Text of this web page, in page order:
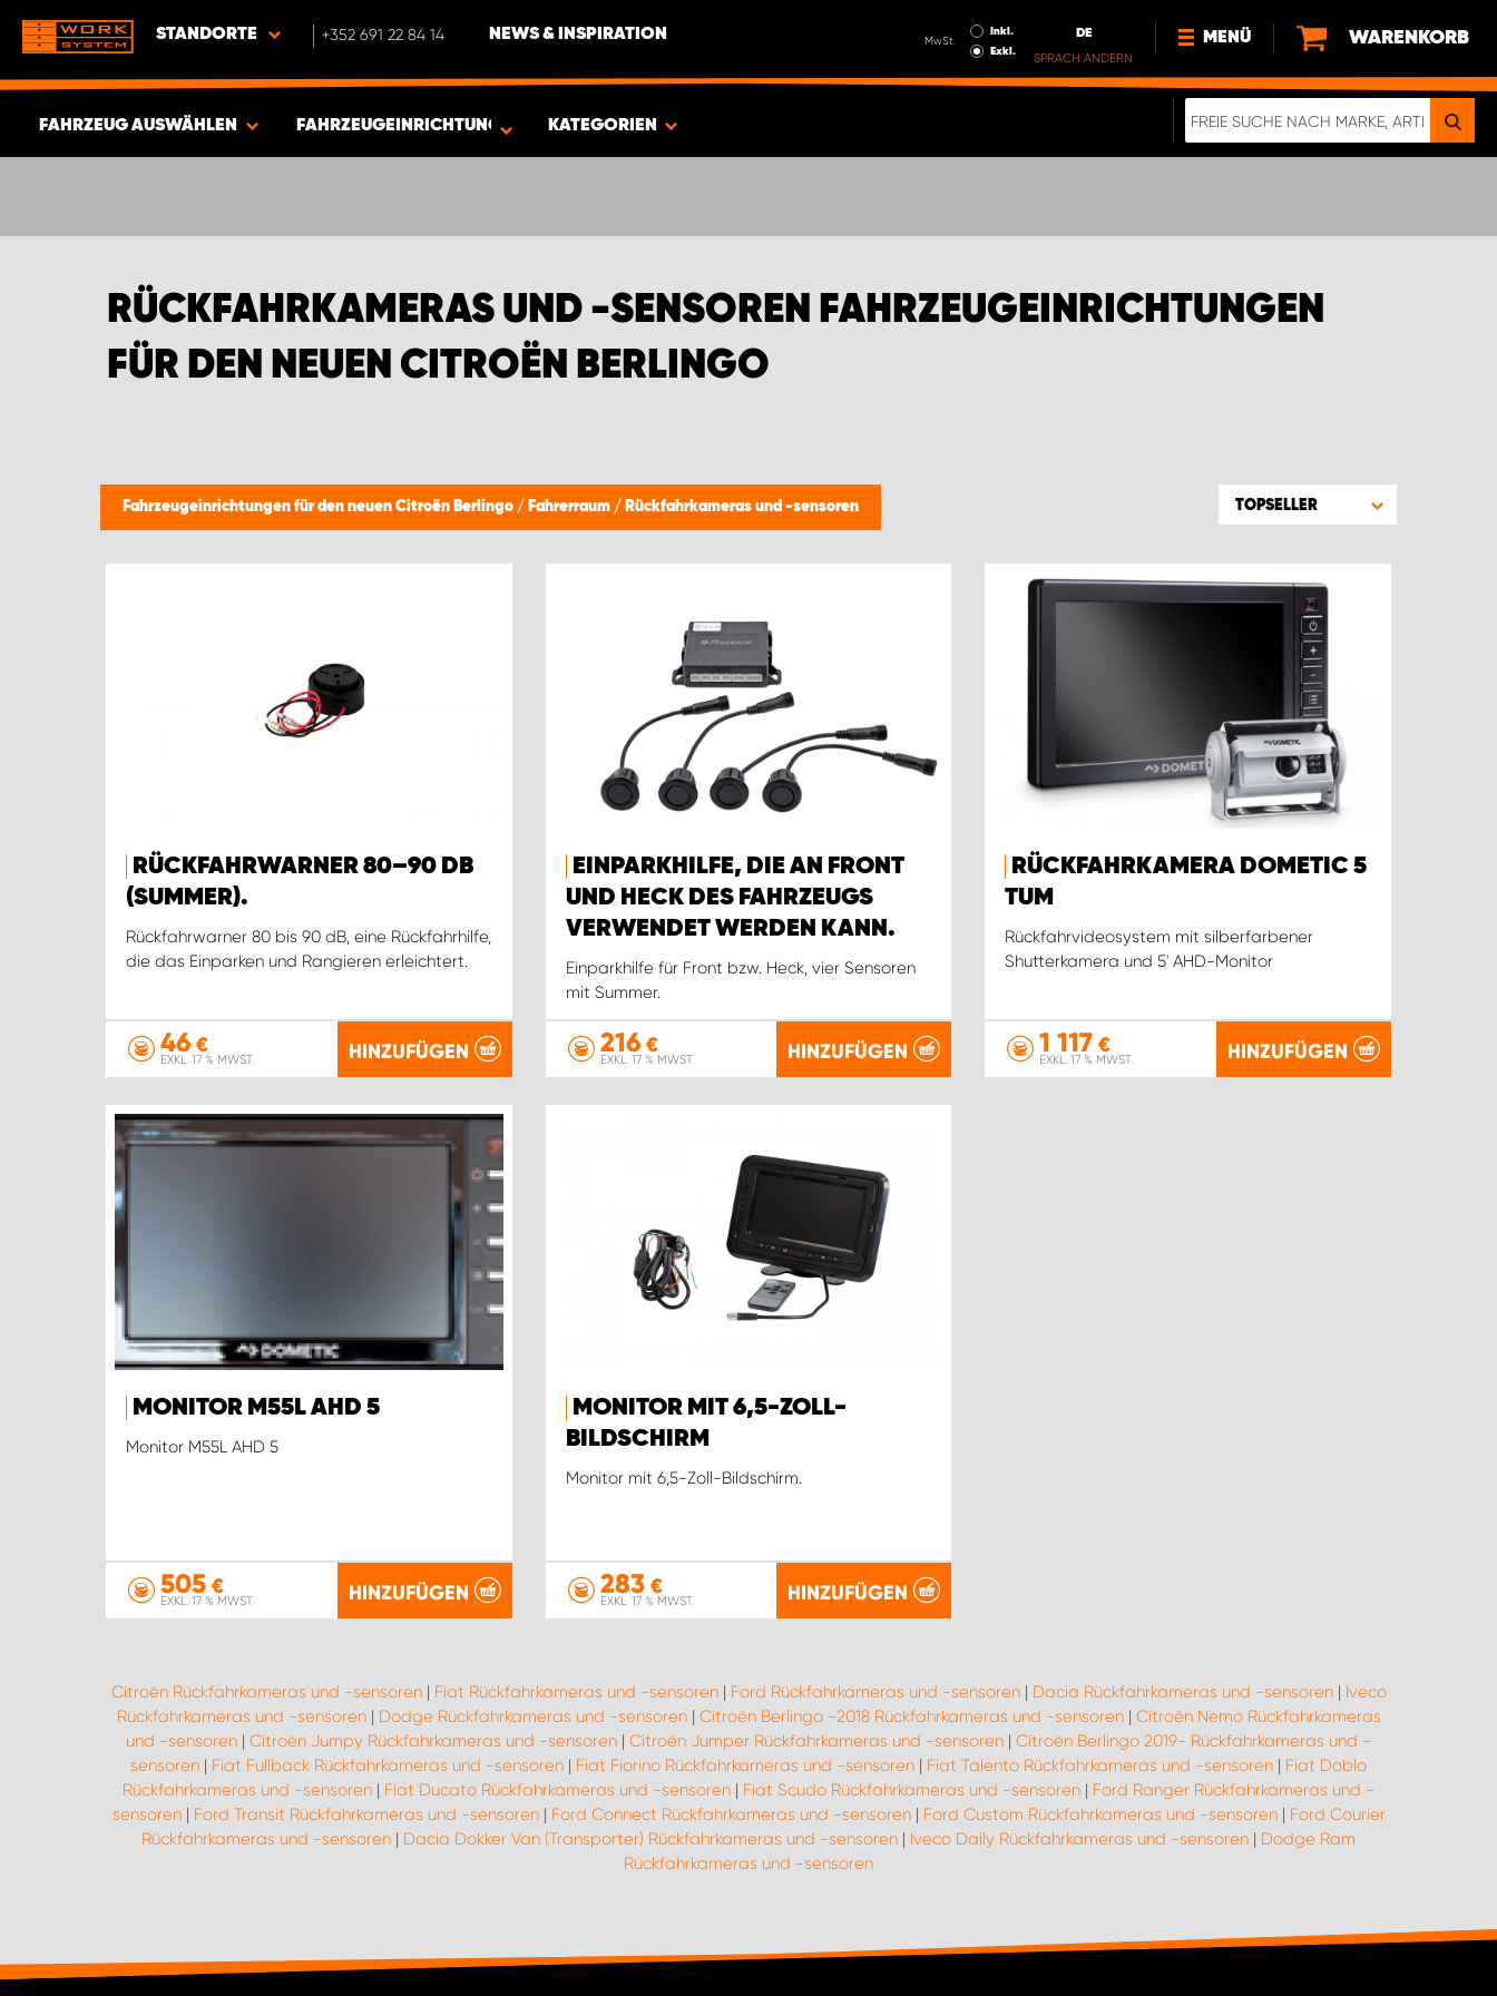
STANDORTE +352 691 22 84 14 NEWS & INSPIRATION MwSt.
Inkl.
Exkl.
DE
SPRACH ÄNDERN
MENÜ
NEWS
WARENKORB
FAHRZEUG AUSWÄHLEN
ARTIKEL
FAHRZEUGEINRICHTUNGEN FÜR DEN NEUEN CITROËN BERLINGO
KATEGORIEN
RÜCKFAHRKAMERAS UND -SENSOREN FAHRZEUGEINRICHTUNGEN
FÜR DEN NEUEN CITROËN BERLINGO
Fahrzeugeinrichtungen für den neuen Citroën Berlingo / Fahrerraum / Rückfahrkameras und -sensoren TOPSELLER
RÜCKFAHRWARNER 80–90 DB
(SUMMER).
Rückfahrwarner 80 bis 90 dB, eine Rückfahrhilfe,
die das Einparken und Rangieren erleichtert.
46 €
EXKL. 17 % MWST. HINZUFÜGEN
EINPARKHILFE, DIE AN FRONT
UND HECK DES FAHRZEUGS
VERWENDET WERDEN KANN.
Einparkhilfe für Front bzw. Heck, vier Sensoren
mit Summer.
216€
EXKL. 17 % MWST. HINZUFÜGEN
RÜCKFAHRKAMERA DOMETIC 5
TUM
Rückfahrvideosystem mit silberfarbener
Shutterkamera und 5' AHD-Monitor
1 117 €
EXKL. 17 % MWST. HINZUFÜGEN
MONITOR M55L AHD 5
Monitor M55L AHD 5
505 €
EXKL. 17 % MWST. HINZUFÜGEN
MONITOR MIT 6,5-ZOLL-
BILDSCHIRM
Monitor mit 6,5-Zoll-Bildschirm.
283€
EXKL. 17 % MWST. HINZUFÜGEN
Citroën Rückfahrkameras und -sensoren| Fiat Rückfahrkameras und -sensoren| Ford Rückfahrkameras und -sensoren| Dacia Rückfahrkameras und -sensoren| Iveco
Rückfahrkameras und -sensoren| Dodge Rückfahrkameras und -sensoren| Citroën Berlingo -2018 Rückfahrkameras und -sensoren| Citroën Nemo Rückfahrkameras
und -sensoren | Citroën Jumpy Rückfahrkameras und -sensoren | Citroën Jumper Rückfahrkameras und -sensoren | Citroën Berlingo 2019- Rückfahrkameras und -
sensoren | Fiat Fullback Rückfahrkameras und -sensoren | Fiat Fiorino Rückfahrkameras und -sensoren | Fiat Talento Rückfahrkameras und -sensoren | Fiat Doblo
Rückfahrkameras und -sensoren | Fiat Ducato Rückfahrkameras und -sensoren | Fiat Scudo Rückfahrkameras und -sensoren | Ford Ranger Rückfahrkameras und -
sensoren| Ford Transit Rückfahrkameras und -sensoren| Ford Connect Rückfahrkameras und -sensoren| Ford Custom Rückfahrkameras und -sensoren| Ford Courier
Rückfahrkameras und -sensoren | Dacia Dokker Van (Transporter) Rückfahrkameras und -sensoren | Iveco Daily Rückfahrkameras und -sensoren | Dodge Ram
Rückfahrkameras und -sensoren